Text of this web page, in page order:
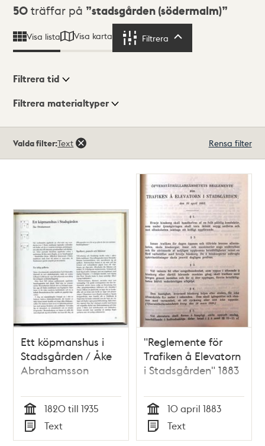
Sökresultat
50 träffar på stadsgården (södermalm)
Visa lista Visa karta Filtrera
Visningsläge
Filtrera tid
Filtrera materialtyper
träffar
Valda filter:Text Rensa filter
Ett köpmanshus i
Stadsgården / Åke
Abrahamsson
Tid
1820 till 1935
Typ
Text
"Reglemente för
Trafiken å Elevatorn
i Stadsgården" 1883
Tid
10 april 1883
Typ
Text